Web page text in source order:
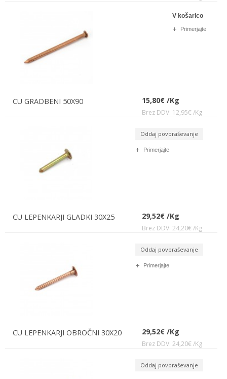
V košarico
Primerjajte
15,80€ /Kg
Brez DDV: 12,95€ /Kg
CU GRADBENI 50X90
Oddaj povpraševanje
Primerjajte
29,52€ /Kg
Brez DDV: 24,20€ /Kg
CU LEPENKARJI GLADKI 30X25
Oddaj povpraševanje
Primerjajte
29,52€ /Kg
Brez DDV: 24,20€ /Kg
CU LEPENKARJI OBROČNI 30X20
Oddaj povpraševanje